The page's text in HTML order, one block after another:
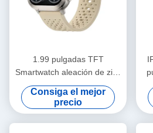
1.99 pulgadas TFT
Smartwatch aleación de zinc
elegante Smart Watch
pantalla HD
Consiga el mejor
precio